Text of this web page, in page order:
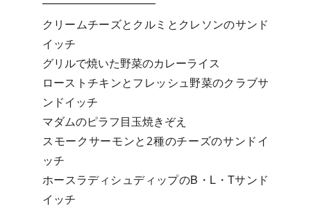
クリームチーズとクルミとクレソンのサンド
イッチ
グリルで焼いた野菜のカレーライス
ローストチキンとフレッシュ野菜のクラブサ
ンドイッチ
マダムのピラフ目玉焼きぞえ
スモークサーモンと2種のチーズのサンドイ
ッチ
ホースラディシュディップのB・L・Tサンド
イッチ